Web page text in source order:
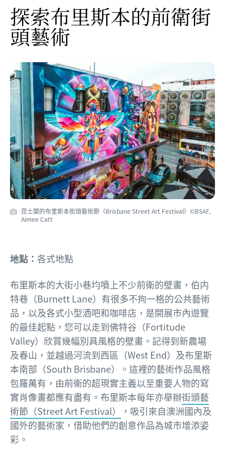
探索布里斯本的前衛街
頭藝術
昆士蘭的布里斯本街頭藝術節（Brisbane Street Art Festival）©BSAF,
Aimee Catt
地點： 各式地點
布里斯本的大街小巷均噴上不少前衛的壁畫，伯内
特巷（Burnett Lane）有很多不拘一格的公共藝術
品，以及各式小型酒吧和咖啡店，是開展市內遊覽
的最佳起點，您可以走到佛特谷（Fortitude
Valley）欣賞幾幅別具風格的壁畫。記得到新農場
及春山，並越過河流到西區（West End）及布里斯
本南部（South Brisbane）。這裡的藝術作品風格
包羅萬有，由前衛的超現實主義以至重要人物的寫
實肖像畫都應有盡有。布里斯本每年亦舉辦街頭藝
術節（Street Art Festival）
，吸引來自澳洲國內及
國外的藝術家，借助他們的創意作品為城市增添姿
彩。